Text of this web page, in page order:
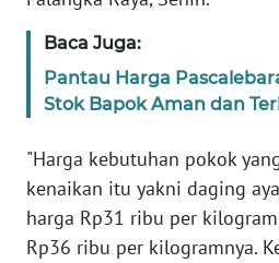
Baca Juga:
Pantau Harga
Stok Bapok Aman dan
"Harga kebutuhan pokok
kenaikan itu yakni daging
harga Rp31 ribu per
Rp36 ribu per kilogramnya.
Wahana
Regional
SUMUT
WN
JAKARTA